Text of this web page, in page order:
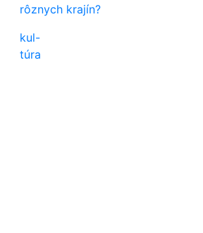
rôznych krajín?
kul-
túra